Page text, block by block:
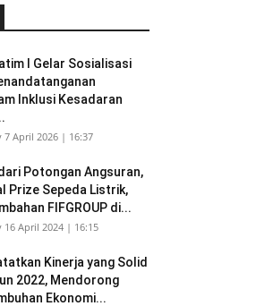
I Gelar Sosialisasi
Inklusi Kesadaran
7 April 2026 | 16:37
Potongan Angsuran,
Prize Sepeda Listrik,
FIFGROUP di...
16 April 2024 | 16:15
Kinerja yang Solid
2022, Mendorong
Ekonomi...